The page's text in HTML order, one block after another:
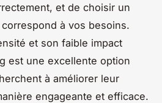
et de choisir un
à vos besoins.
et son faible impact
est une excellente option
à améliorer leur
engageante et efficace.